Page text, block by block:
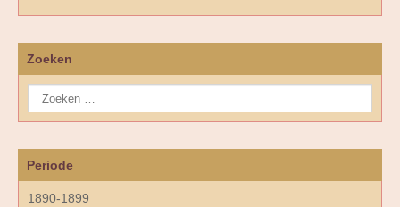
Zoeken
Periode
1890-1899